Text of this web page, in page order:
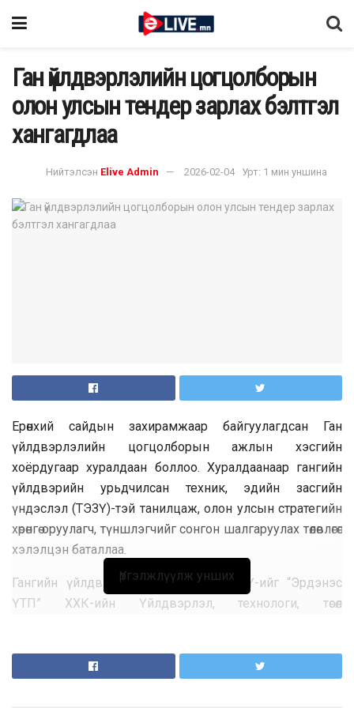
Ган үйлдвэрлэлийн цогцолборын
олон улсын тендер зарлах бэлтгэл
хангагдлаа
Нийтэлсэн Elive Admin 2026-02-04 Урт: 1 мин уншина
Ерөнхий сайдын захирамжаар байгуулагдсан Ган
үйлдвэрлэлийн цогцолборын ажлын хэсгийн
хоёрдугаар хуралдаан боллоо. Хуралдаанаар гангийн
үйлдвэрийн урьдчилсан техник, эдийн засгийн
үндэслэл (ТЭЗҮ)-тэй танилцаж, олон улсын стратегийн
хөрөнгө оруулагч, түншлэгчийг сонгон шалгаруулах төлөвлөгөөг
хэлэлцэн баталлаа.
Гангийн үйлдвэрийн урьдчилсан ТЭЗҮ-ийг “Эрдэнэс
ҮТП” ХХК-ийн Үйлдвэрлэл, технологи, төсөл
Улс нэг сая тонн ган бүтээгдэхүүн импортолсон бөгөөд
Үргэлжлүүлж унших